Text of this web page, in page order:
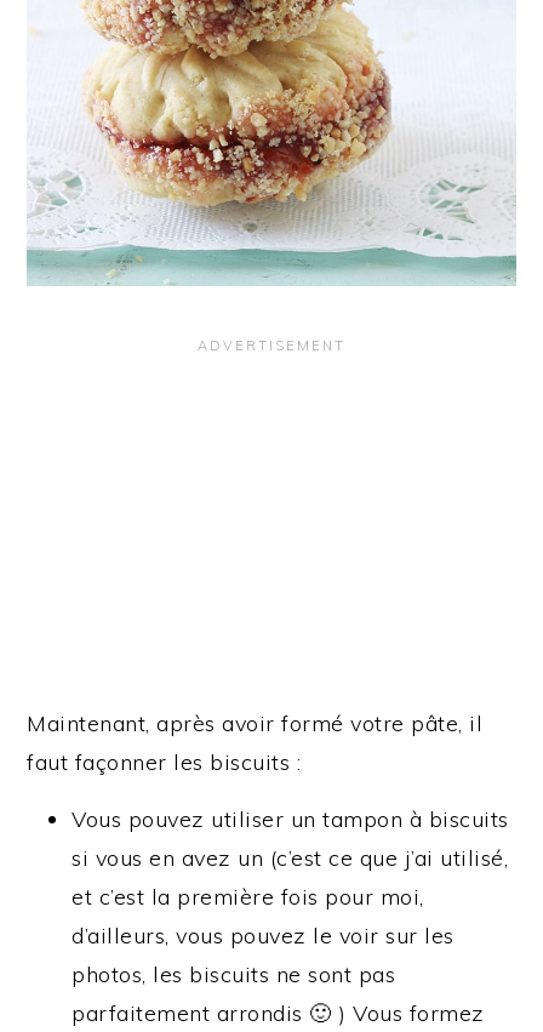
Maintenant, après avoir formé votre pâte, il
faut façonner les biscuits :
Vous pouvez utiliser un tampon à biscuits
si vous en avez un (c’est ce que j’ai utilisé,
et c’est la première fois pour moi,
d’ailleurs, vous pouvez le voir sur les
photos, les biscuits ne sont pas
parfaitement arrondis 🙂 ) Vous formez